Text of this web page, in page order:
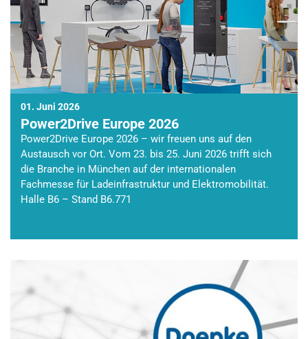
01. Juni 2026
Power2Drive Europe 2026
Power2Drive Europe 2026 – wir freuen uns auf den
Austausch vor Ort. Vom 23. bis 25. Juni 2026 trifft sich
die Branche in München auf der internationalen
Fachmesse für Ladeinfrastruktur und Elektromobilität.
Halle B6 – Stand B6.771